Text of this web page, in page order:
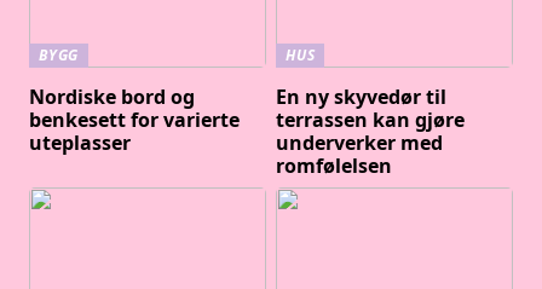
BYGG
Nordiske bord og
benkesett for varierte
uteplasser
HUS
En ny skyvedør til
terrassen kan gjøre
underverker med
romfølelsen